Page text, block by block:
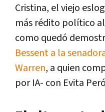
Cristina, el viejo
más rédito político
como quedó
Bessent a la
Warren, a quien
por IA- con Evita